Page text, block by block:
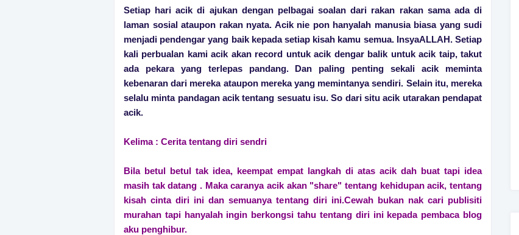
Setiap hari acik di ajukan dengan pelbagai soalan dari rakan rakan sama ada di
laman sosial ataupon rakan nyata. Acik nie pon hanyalah manusia biasa yang sudi
menjadi pendengar yang baik kepada setiap kisah kamu semua. InsyaALLAH. Setiap
kali perbualan kami acik akan record untuk acik dengar balik untuk acik taip, takut
ada pekara yang terlepas pandang. Dan paling penting sekali acik meminta
kebenaran dari mereka ataupon mereka yang memintanya sendiri. Selain itu, mereka
selalu minta pandagan acik tentang sesuatu isu. So dari situ acik utarakan pendapat
acik.
Kelima : Cerita tentang diri sendri
Bila betul betul tak idea, keempat empat langkah di atas acik dah buat tapi idea
masih tak datang . Maka caranya acik akan "share" tentang kehidupan acik, tentang
kisah cinta diri ini dan semuanya tentang diri ini.Cewah bukan nak cari publisiti
murahan tapi hanyalah ingin berkongsi tahu tentang diri ini kepada pembaca blog
aku penghibur.